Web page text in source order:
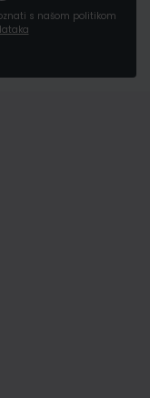
s našom politikom